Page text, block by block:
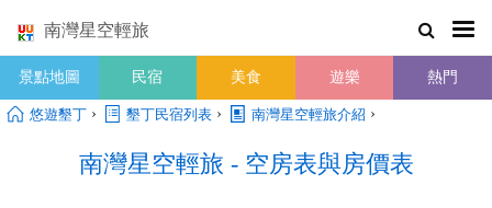
南灣星空輕旅
景點地圖 民宿 美食 遊樂 熱門
悠遊墾丁 › 墾丁民宿列表 › 南灣星空輕旅介紹 ›
南灣星空輕旅 - 空房表與房價表